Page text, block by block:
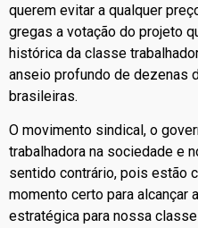
querem evitar a qualquer
gregas a votação do projeto
histórica da classe
anseio profundo de dezenas
brasileiras.
O movimento sindical, o
trabalhadora na sociedade e
sentido contrário, pois estão
momento certo para alcançar
estratégica para nossa